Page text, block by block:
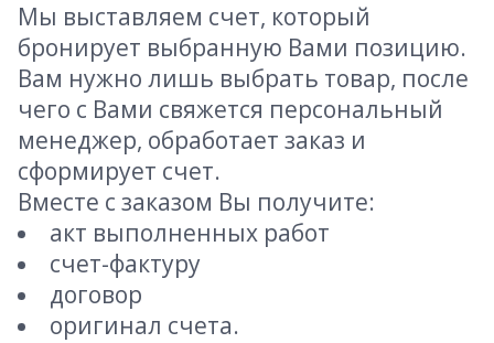
Мы выставляем счет, который
бронирует выбранную Вами позицию.
Вам нужно лишь выбрать товар, после
чего с Вами свяжется персональный
менеджер, обработает заказ и
сформирует счет.
Вместе с заказом Вы получите:
акт выполненных работ
счет-фактуру
договор
оригинал счета.